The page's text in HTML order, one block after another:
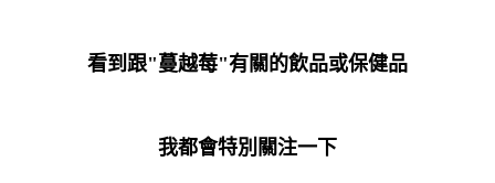
看到跟"蔓越莓"有關的飲品或保健品
我都會特別關注一下